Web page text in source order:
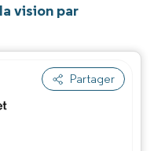
vision par
Partager